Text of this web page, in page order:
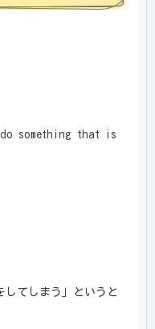
something that is
してしまう」というと